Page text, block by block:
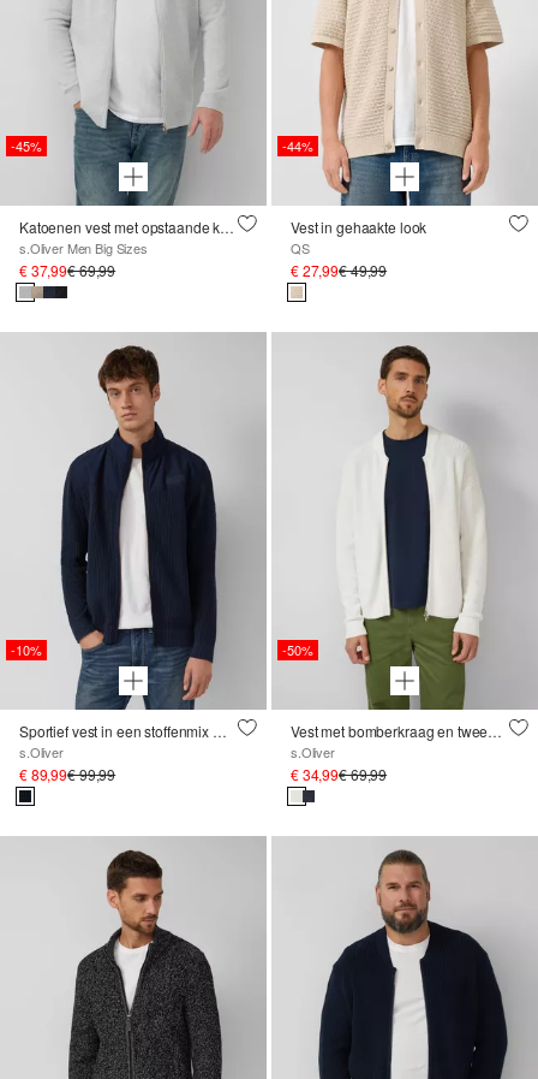
-45%
Katoenen vest met opstaande kraag en logopatch
s.Oliver Men Big Sizes
€ 37,99€ 69,99
-44%
Vest in gehaakte look
QS
€ 27,99€ 49,99
-10%
Sportief vest in een stoffenmix met contrasterende details
s.Oliver
€ 89,99€ 99,99
-50%
Vest met bomberkraag en tweewegritssluiting
s.Oliver
€ 34,99€ 69,99